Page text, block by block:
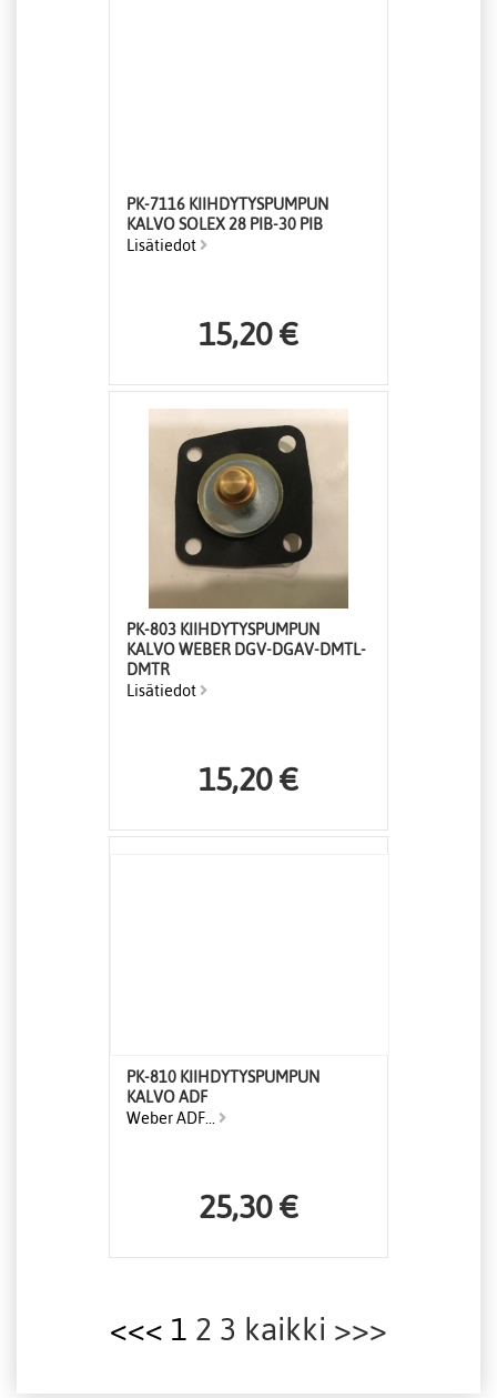
PK-7116 KIIHDYTYSPUMPUN
KALVO SOLEX 28 PIB-30 PIB
Lisätiedot
15,20 €
PK-803 KIIHDYTYSPUMPUN
KALVO WEBER DGV-DGAV-DMTL-
DMTR
Lisätiedot
15,20 €
PK-810 KIIHDYTYSPUMPUN
KALVO ADF
Weber ADF...
25,30 €
<<< 1 2 3 kaikki >>>